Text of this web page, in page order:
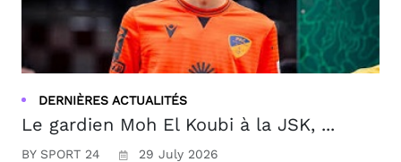
DERNIÈRES ACTUALITÉS
Le gardien Moh El Koubi à la JSK, ...
BY SPORT 24 29 July 2026